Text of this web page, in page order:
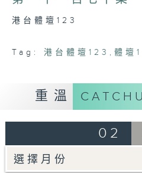
46
40
港台體壇123
Tag: 港台體壇123 ,體壇
重溫
02